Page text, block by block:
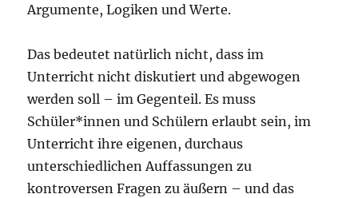
Argumente, Logiken und Werte.
Das bedeutet natürlich nicht, dass im
Unterricht nicht diskutiert und abgewogen
werden soll – im Gegenteil. Es muss
Schüler*innen und Schülern erlaubt sein, im
Unterricht ihre eigenen, durchaus
unterschiedlichen Auffassungen zu
kontroversen Fragen zu äußern – und das